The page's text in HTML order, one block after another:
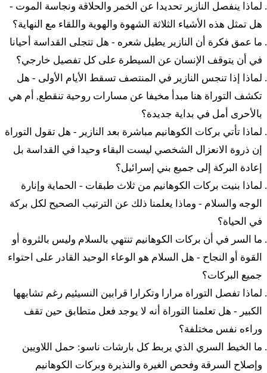
בְּתוֹכָם׃
٤ فَيَّعَسو خين بْنيه يِسْرائيل فَيْشَلّْحو أوتام إِل مِحوتس
لَمَّحَنِه كَأَشِر دِبِّر أدوناي إِل موشيه كين عاسو بْنيه يِسْرائيل
ד
וַיַּעֲשׂוּ כֵן בְּנֵי יִשְׂרָאֵל וַיְשַׁלְּחוּ אוֹתָם אֶל מִחוּץ
לַמַּחֲנֶה כַּאֲשֶׁר דִּבֶּר יְדוָד אֶל מֹשֶׁה כֵּן עָשׂוּ בְּנֵי
יִשְׂרָאֵל׃
{ب} ٥ فَيْدَبِّر أدوناي إِل موشيه ليمور
ה וַיְדַבֵּר יְדוָד אֶל מֹשֶׁה לֵּאמֹר׃
٦ دَبِّر إِل بْنيه يِسْرائيل إيش أو إِشّا كي يَعَسو مِكّول حَطّوت
هاآدام لِمْعول مَعَل بادوناي فْآشْما هَنِّفِش هَهيو
דַּבֵּר אֶל בְּנֵי יִשְׂרָאֵל אִישׁ אוֹ אִשָּׁה כִּי יַעֲשׂוּ מִכָּל
חַטֹּאת הָאָדָם לִמְעֹל מַעַל בַּידוָד וְאָשְׁמָה הַנֶּפֶשׁ
הַהִוא׃
لماذا ينفصل النازير تحديدا عن الخمر والحلاقة ونجاسة الموت -
هل تمثل هذه الأشياء الثلاثة الشهوة والهوية واللقاء مع النهاية؟
ما عمق فكرة أن النازير يطيل شعره - هل تتجلى القداسة أحيانا
في أن يتوقف الإنسان عن السيطرة على كل تفصيل خارجي؟
لماذا إذا تنجس النازير في المنتصف تسقط الأيام الأولى - هل
تكشف التوراة هنا مبدأ مخيفا عن مسارات روحية تنقطع, أم هي
بالأحرى أمل في بداية جديدة؟
لماذا تأتي بركات الكوهانيم مباشرة بعد النازير - هل تقول التوراة
إن ذروة الانعزال الشخصي ليست البقاء وحيدا في القداسة بل
إعادة البركة إلى جميع بني إسرائيل؟
لماذا بنيت بركات الكوهانيم من ثلاث طبقات - الحماية وإنارة
الوجه والسلام - وماذا يعلمنا ذلك عن الترتيب الصحيح لكل بركة
في الحياة؟
ما السر في أن بركات الكوهانيم تنتهي بالسلام وليس بالثروة أو
القوة أو النجاح - هل السلام هو الوعاء الوحيد القادر على احتواء
جميع البركات؟
لماذا تفصل التوراة مرارا وتكرارا قرابين النسيئيم رغم تشابهها
الكبير - هل تعلمنا التوراة أنه لا يوجد فعل متطابق حين تقف
وراءه نفس مختلفة؟
ما الخيط السري الذي يربط كل بارشات ناسو: حمل اللاويين
وإصلاح السرقة وفحص الغيرة والنذيرة وبركات الكوهانيم